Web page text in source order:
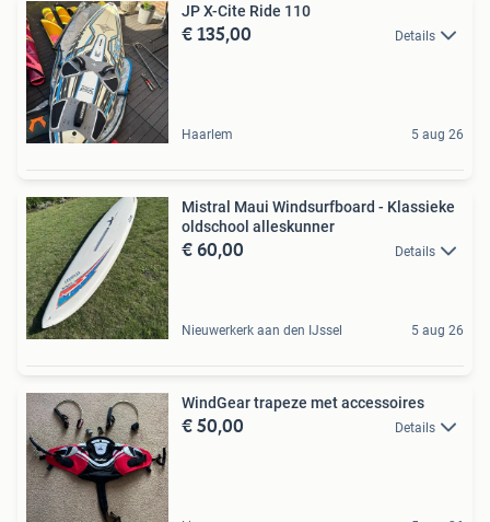
JP X-Cite Ride 110
€ 135,00 Details
Haarlem 5 aug 26
Mistral Maui Windsurfboard - Klassieke
oldschool alleskunner
€ 60,00 Details
Nieuwerkerk aan den IJssel 5 aug 26
WindGear trapeze met accessoires
€ 50,00 Details